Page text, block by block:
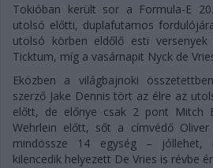
Tokióban került sor a Formula-E
utolsó előtti, duplafutamos
utolsó körben eldőlő esti
Ticktum, míg a vasárnapit Nyck de
Eközben a világbajnoki
szerző Jake Dennis tört az élre az
előtt, de előnye csak 2 pont Mitch
Wehrlein előtt, sőt a címvédő Oliver
mindössze 14 egység – jóllehet,
kilencedik helyezett De Vries is révbe